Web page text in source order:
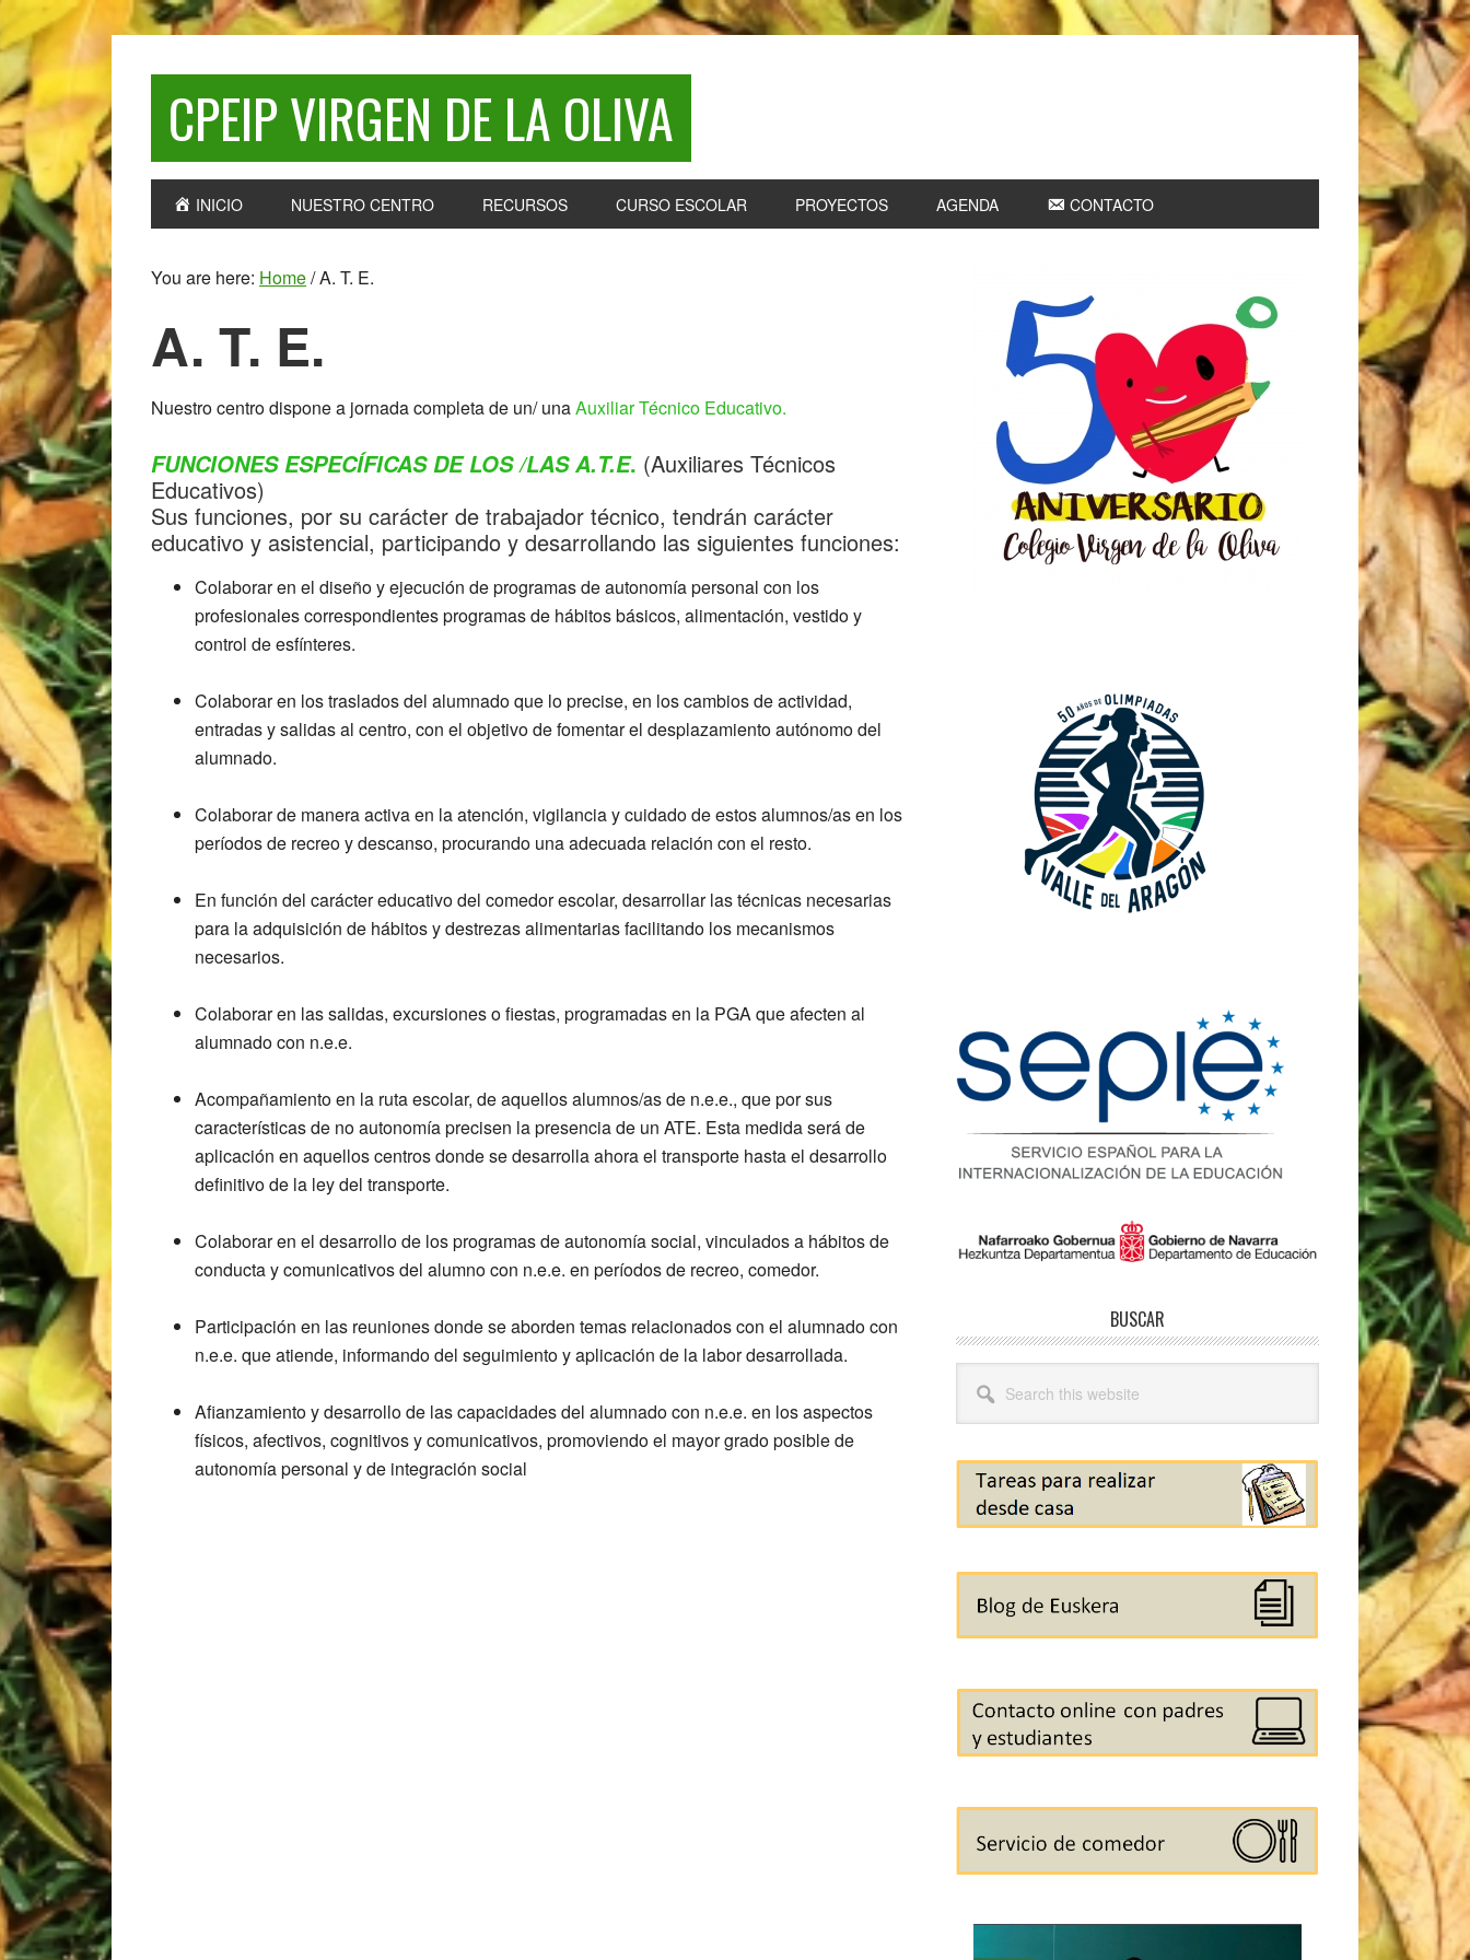
to
primary
navigation
to
main
content
to
primary
sidebar
CPEIP VIRGEN DE LA OLIVA
INICIO NUESTRO CENTRO RECURSOS CURSO ESCOLAR PROYECTOS AGENDA CONTACTO
You are here: Home/A. T. E.
A. T. E.
Nuestro centro dispone a jornada completa de un/ unaAuxiliar Técnico Educativo.
FUNCIONES ESPECÍFICAS DE LOS /LAS A.T.E. (Auxiliares Técnicos
Educativos)
Sus funciones, por su carácter de trabajador técnico, tendrán carácter
educativo y asistencial, participando y desarrollando las siguientes funciones:
Colaborar en el diseño y ejecución de programas de autonomía personal con los
profesionales correspondientes programas de hábitos básicos, alimentación, vestido y
control de esfínteres.
Colaborar en los traslados del alumnado que lo precise, en los cambios de actividad,
entradas y salidas al centro, con el objetivo de fomentar el desplazamiento autónomo del
alumnado.
Colaborar de manera activa en la atención, vigilancia y cuidado de estos alumnos/as en los
períodos de recreo y descanso, procurando una adecuada relación con el resto.
En función del carácter educativo del comedor escolar, desarrollar las técnicas necesarias
para la adquisición de hábitos y destrezas alimentarias facilitando los mecanismos
necesarios.
Colaborar en las salidas, excursiones o fiestas, programadas en la PGA que afecten al
alumnado con n.e.e.
Acompañamiento en la ruta escolar, de aquellos alumnos/as de n.e.e., que por sus
características de no autonomía precisen la presencia de un ATE. Esta medida será de
aplicación en aquellos centros donde se desarrolla ahora el transporte hasta el desarrollo
definitivo de la ley del transporte.
Colaborar en el desarrollo de los programas de autonomía social, vinculados a hábitos de
conducta y comunicativos del alumno con n.e.e. en períodos de recreo, comedor.
Participación en las reuniones donde se aborden temas relacionados con el alumnado con
n.e.e. que atiende, informando del seguimiento y aplicación de la labor desarrollada.
Afianzamiento y desarrollo de las capacidades del alumnado con n.e.e. en los aspectos
físicos, afectivos, cognitivos y comunicativos, promoviendo el mayor grado posible de
autonomía personal y de integración social
Sidebar
BUSCAR
this
website